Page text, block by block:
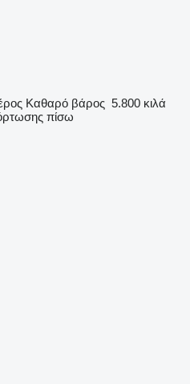
Καθαρό βάρος 5.800 κιλά
πίσω